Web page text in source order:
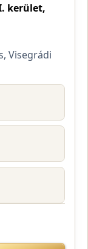
kerület,
Visegrádi